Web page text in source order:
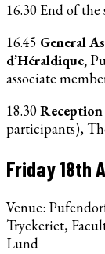
16.30 End of the
16.45 General
d’Héraldique,
associate
18.30
participants),
Friday 18th
Venue:
Tryckeriet,
Lund